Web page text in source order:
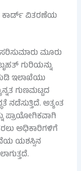
ಕಾರ್ಡ್ ವಿತರಣೆಯ
ಮೂರು
ಗುರಿಯನ್ನು
ಇಲಾಖೆಯು
ಗುಣಮಟ್ಟದ
ನಡೆಸುತ್ತಿದೆ. ಅತ್ಯಂತ
ಪ್ರಾಯೋಗಿಕವಾಗಿ
ಅಧಿಕಾರಿಗಳಿಗೆ
ಯಶಸ್ಸಿನ